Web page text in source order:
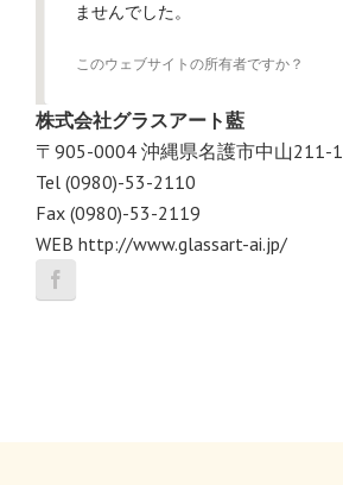
ませんでした。
このウェブサイトの所有者ですか？
株式会社グラスアート藍
〒905-0004 沖縄県名護市中山211-1
Tel (0980)-53-2110
Fax (0980)-53-2119
WEB http://www.glassart-ai.jp/